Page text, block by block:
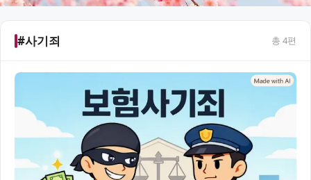
#사기죄 총 4편